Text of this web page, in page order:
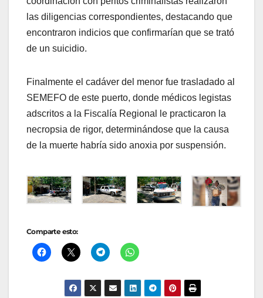
las diligencias correspondientes, destacando que
encontraron indicios que confirmarían que se trató
de un suicidio.
Finalmente el cadáver del menor fue trasladado al
SEMEFO de este puerto, donde médicos legistas
adscritos a la Fiscalía Regional le practicaron la
necropsia de rigor, determinándose que la causa
de la muerte habría sido anoxia por suspensión.
Comparte esto: